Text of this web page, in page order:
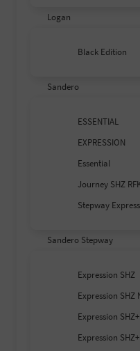
Logan
Black Edition
Sandero
ESSENTIAL
EXPRESSION
Essential
Journey SHZ
Stepway
Sandero Stepway
Expression SHZ
Expression SHZ
Expression
Expression